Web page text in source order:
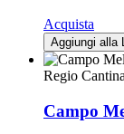
Acquista
Aggiungi alla
Regio Cantina
Campo